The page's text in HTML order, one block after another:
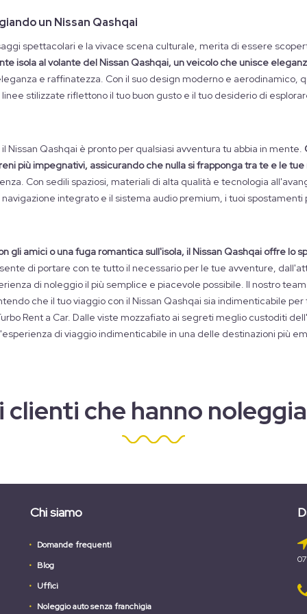
un Nissan Qashqai
spettacolari e la vivace scena culturale, merita di essere
isola al volante del Nissan Qashqai, un veicolo che unisce
e raffinatezza. Con il suo design moderno e aerodinamico,
stilizzate riflettono il tuo buon gusto e il tuo desiderio di
Nissan Qashqai è pronto per qualsiasi avventura tu abbia in mente.
più impegnativi, assicurando che nulla si frapponga tra te e le
Con sedili spaziosi, materiali di alta qualità e tecnologia
integrato e il sistema audio premium, i tuoi
gli amici o una fuga romantica sull'isola, il Nissan Qashqai offre lo
di portare con te tutto il necessario per le tue avventure,
di noleggio il più semplice e piacevole possibile. Il nostro
che il tuo viaggio con il Nissan Qashqai sia indimenticabile
Rent a Car. Dalle viste mozzafiato ai segreti meglio custoditi
di viaggio indimenticabile in una delle destinazioni più
che hanno
Chi siamo
Domande frequenti
Blog
Uffici
Noleggio auto senza franchigia